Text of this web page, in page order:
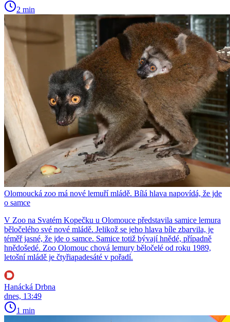
2 min
Olomoucká zoo má nové lemuří mládě. Bílá hlava napovídá, že jde
o samce
V Zoo na Svatém Kopečku u Olomouce představila samice lemura
běločelého své nové mládě. Jelikož se jeho hlava bíle zbarvila, je
téměř jasné, že jde o samce. Samice totiž bývají hnědé, případně
hnědošedé. Zoo Olomouc chová lemury běločelé od roku 1989,
letošní mládě je čtyřiapadesáté v pořadí.
Hanácká Drbna
dnes, 13:49
1 min